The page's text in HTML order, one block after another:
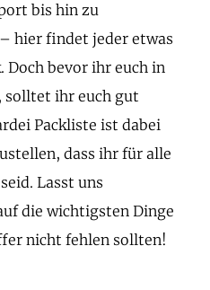
bis hin zu
hier findet jeder etwas
Doch bevor ihr euch in
solltet ihr euch gut
Packliste ist dabei
dass ihr für alle
Lasst uns
die wichtigsten Dinge
nicht fehlen sollten!